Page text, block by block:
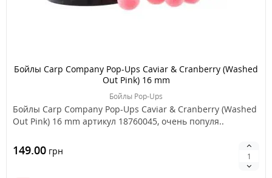
Бойлы Carp Company Pop-Ups Caviar & Cranberry (Washed
Out Pink) 16 mm
Бойлы Pop-Ups
Бойлы Carp Company Pop-Ups Caviar & Cranberry (Washed
Out Pink) 16 mm артикул 18760045, очень популя..
149.00 грн